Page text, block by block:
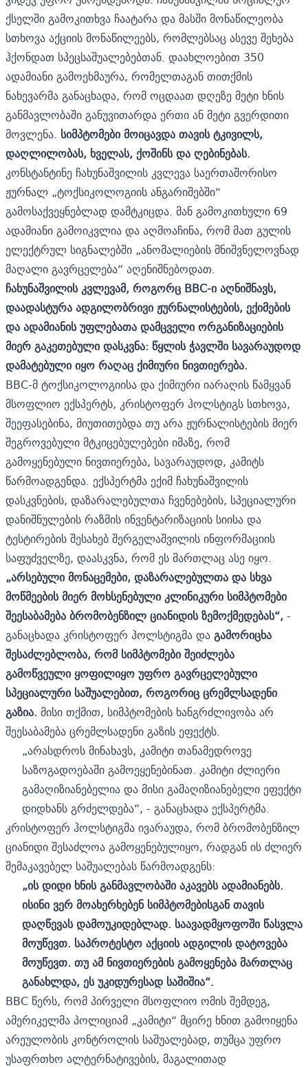
ქსელში გამოკითხვა ჩაატარა და მასში მონაწილეობა
სთხოვა აქციის მონაწილეებს, რომლებსაც ასევე შეხება
ჰქონდათ სპეცსაშუალებებთან. დაახლოებით 350
ადამიანი გამოეხმაურა, რომელთაგან თითქმის
ნახევარმა განაცხადა, რომ ოცდაათ დღეზე მეტი ხნის
განმავლობაში განუვითარდა ერთი ან მეტი გვერდითი
მოვლენა. სიმპტომები მოიცავდა თავის ტკივილს,
დაღლილობას, ხველას, ქოშინს და ღებინებას.
კონსტანტინე ჩახუნაშვილის კვლევა საერთაშორისო
ჟურნალ „ტოქსიკოლოგიის ანგარიშებში“
გამოსაქვეყნებლად დამტკიცდა. მან გამოკითხული 69
ადამიანი გამოიკვლია და აღმოაჩინა, რომ მათ გულის
ელექტრულ სიგნალებში „ანომალიების მნიშვნელოვნად
მაღალი გავრცელება“ აღენიშნებოდათ.
ჩახუნაშვილის კვლევამ, როგორც BBC-ი აღნიშნავს,
დაადასტურა ადგილობრივი ჟურნალისტების, ექიმების
და ადამიანის უფლებათა დამცველი ორგანიზაციების
მიერ გაკეთებული დასკვნა: წყლის ჭავლში სავარაუდოდ
დამატებული იყო რაღაც ქიმიური ნივთიერება.
BBC-მ ტოქსიკოლოგიისა და ქიმიური იარაღის წამყვან
მსოფლიო ექსპერტს, კრისტოფერ ჰოლსტიგს სთხოვა,
შეეფასებინა, მიუთითებდა თუ არა ჟურნალისტების მიერ
შეგროვებული მტკიცებულებები იმაზე, რომ
გამოყენებული ნივთიერება, სავარაუდოდ, კამიტს
წარმოადგენდა. ექსპერტმა ექიმ ჩახუნაშვილის
დასკვნების, დაზარალებულთა ჩვენებების, სპეციალური
დანიშნულების რაზმის ინვენტარიზაციის სიისა და
ტესტირების შესახებ შერგელაშვილის ინფორმაციის
საფუძველზე, დაასკვნა, რომ ეს მართლაც ასე იყო.
„არსებული მონაცემები, დაზარალებულთა და სხვა
მოწმეების მიერ მოხსენებული კლინიკური სიმპტომები
შეესაბამება ბრომობენზილ ციანიდის ზემოქმედებას“,-
განაცხადა კრისტოფერ ჰოლსტიგმა დაგამორიცხა
შესაძლებლობა, რომ სიმპტომები შეიძლება
გამოწვეული ყოფილიყო უფრო გავრცელებული
სპეციალური საშუალებით, როგორიც ცრემლსადენი
გაზია. მისი თქმით, სიმპტომების ხანგრძლივობა არ
შეესაბამება ცრემლსადენი გაზის ეფექტს.
„არასდროს მინახავს, კამიტი თანამედროვე
საზოგადოებაში გამოეყენებინათ. კამიტი ძლიერი
გამაღიზიანებელია და მისი გამაღიზიანებელი ეფექტი
დიდხანს გრძელდება“, - განაცხადა ექსპერტმა.
კრისტოფერ ჰოლსტიგმა ივარაუდა, რომ ბრომობენზილ
ციანიდი შესაძლოა გამოყენებულიყო, რადგან ის ძლიერ
შემაკავებელ საშუალებას წარმოადგენს:
„ის დიდი ხნის განმავლობაში აკავებს ადამიანებს.
ისინი ვერ მოახერხებენ სიმპტომებისგან თავის
დაღწევას დამოუკიდებლად. საავადმყოფოში წასვლა
მოუწევთ. საპროტესტო აქციის ადგილის დატოვება
მოუწევთ. თუ ამ ნივთიერების გამოყენება მართლაც
განახლდა, ​​ეს უკიდურესად საშიშია“.
BBC წერს, რომ პირველი მსოფლიო ომის შემდეგ,
ამერიკელმა პოლიციამ „კამიტი“ მცირე ხნით გამოიყენა
არეულობის კონტროლის საშუალებად, თუმცა უფრო
უსაფრთხო ალტერნატივების, მაგალითად